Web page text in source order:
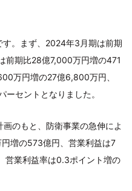
。まず、2024年3月期は前期
前期比28億7,000万円増の471
万円増の27億6,800万円、
セントとなりました。
のもと、防衛事業の急伸によ
増の573億円、営業利益は7
業利益率は0.3ポイント増の